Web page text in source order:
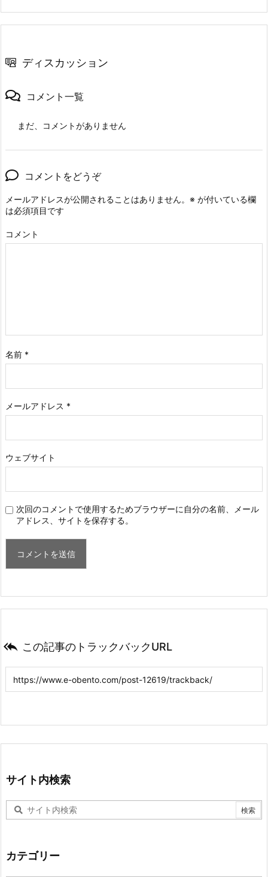
ディスカッション
コメント一覧
まだ、コメントがありません
コメントをどうぞ
メールアドレスが公開されることはありません。 ※ が付いている欄
は必須項目です
コメント
名前 *
メールアドレス *
ウェブサイト
次回のコメントで使用するためブラウザーに自分の名前、メール
アドレス、サイトを保存する。
 この記事のトラックバックURL
サイト内検索
カテゴリー